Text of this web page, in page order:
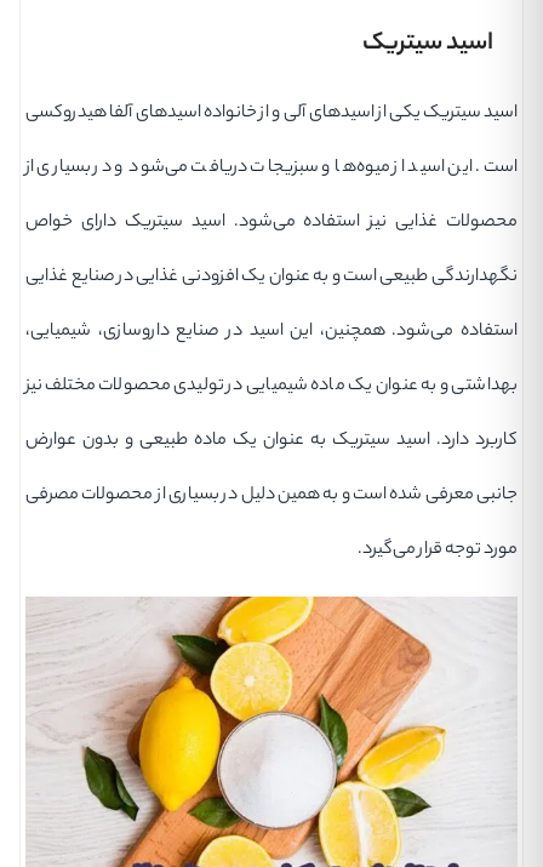
اسید سیتریک
اسید سیتریک یکی از اسیدهای آلی و از خانواده اسیدهای آلفا هیدروکسی
است. این اسید از میوه‌ها و سبزیجات دریافت می‌شود و در بسیاری از
محصولات غذایی نیز استفاده می‌شود. اسید سیتریک دارای خواص
نگهدارندگی طبیعی است و به عنوان یک افزودنی غذایی در صنایع غذایی
استفاده می‌شود. همچنین، این اسید در صنایع داروسازی، شیمیایی،
بهداشتی و به عنوان یک ماده شیمیایی در تولیدی محصولات مختلف نیز
کاربرد دارد. اسید سیتریک به عنوان یک ماده طبیعی و بدون عوارض
جانبی معرفی شده است و به همین دلیل در بسیاری از محصولات مصرفی
مورد توجه قرار می‌گیرد.